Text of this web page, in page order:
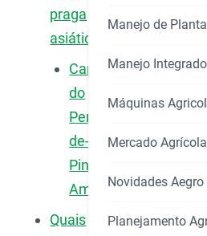
praga
asiática?
Características
do
Percevejo-
de-
Pintas-
Amarelas
Quais
Manejo de
Manejo
Máquinas
Mercado Agrícola
Novidades Aegro
Planejamento